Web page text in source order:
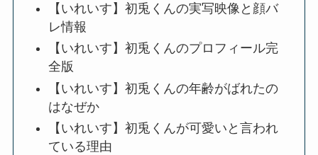
【いれいす】初兎くんの実写映像と顔バ
レ情報
【いれいす】初兎くんのプロフィール完
全版
【いれいす】初兎くんの年齢がばれたの
はなぜか
【いれいす】初兎くんが可愛いと言われ
ている理由